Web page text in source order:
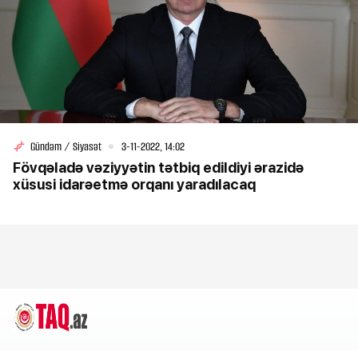
Gündəm / Siyasət 3-11-2022, 14:02
Fövqəladə vəziyyətin tətbiq edildiyi ərazidə
xüsusi idarəetmə orqanı yaradılacaq